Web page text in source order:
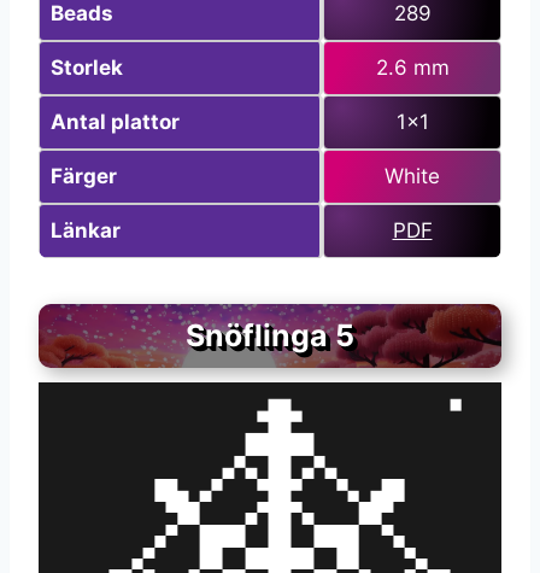
Beads 289
Storlek 2.6 mm
Antal plattor 1×1
Färger White
Länkar PDF
Snöflinga 5